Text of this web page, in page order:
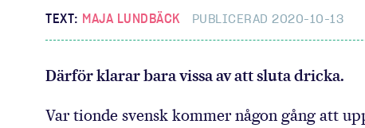
Podd
TEXT: MAJA LUNDBÄCK PUBLICERAD 2020-10-13
Därför klarar bara vissa av att sluta dricka.
Var tionde svensk kommer någon gång att